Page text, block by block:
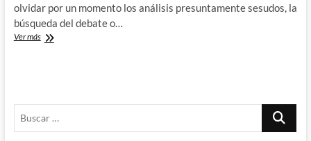
olvidar por un momento los análisis presuntamente sesudos, la
búsqueda del debate o…
Ver másAnuncios
Infinitas:
Buscar